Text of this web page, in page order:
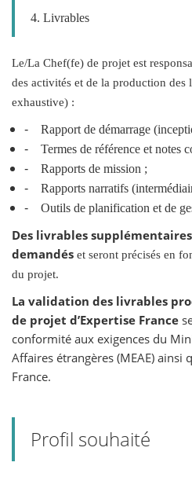
4. Livrables
Le/La Chef(fe) de projet est
des activités et de la production des
exhaustive) :
-
Rapport de démarrage
-
Termes de référence et notes
-
Rapports de mission ;
-
Rapports narratifs
-
Outils de planification et de
Des livrables
demandés et seront précisés en
du projet.
La validation des livrables
de projet d’Expertise France
conformité aux exigences du
Affaires étrangères (MEAE) ainsi
France.
Profil souhaité